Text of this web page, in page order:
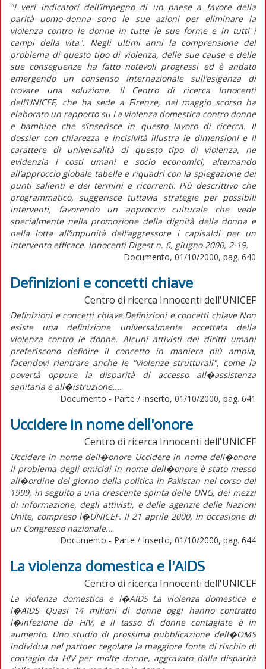
"I veri indicatori dell’impegno di un paese a favore della
parità uomo-donna sono le sue azioni per eliminare la
violenza contro le donne in tutte le sue forme e in tutti i
campi della vita". Negli ultimi anni la comprensione del
problema di questo tipo di violenza, delle sue cause e delle
sue conseguenze ha fatto notevoli progressi ed è andato
emergendo un consenso internazionale sull’esigenza di
trovare una soluzione. Il Centro di ricerca Innocenti
dell’UNICEF, che ha sede a Firenze, nel maggio scorso ha
elaborato un rapporto su La violenza domestica contro donne
e bambine che s’inserisce in questo lavoro di ricerca. Il
dossier con chiarezza e incisività illustra le dimensioni e il
carattere di universalità di questo tipo di violenza, ne
evidenzia i costi umani e socio economici, alternando
all’approccio globale tabelle e riquadri con la spiegazione dei
punti salienti e dei termini e ricorrenti. Più descrittivo che
programmatico, suggerisce tuttavia strategie per possibili
interventi, favorendo un approccio culturale che vede
specialmente nella promozione della dignità della donna e
nella lotta all’impunità dell’aggressore i capisaldi per un
intervento efficace. Innocenti Digest n. 6, giugno 2000, 2-19.
Documento, 01/10/2000, pag. 640
Definizioni e concetti chiave
Centro di ricerca Innocenti dell'UNICEF
Definizioni e concetti chiave Definizioni e concetti chiave Non
esiste una definizione universalmente accettata della
violenza contro le donne. Alcuni attivisti dei diritti umani
preferiscono definire il concetto in maniera più ampia,
facendovi rientrare anche le "violenze strutturali", come la
povertà oppure la disparità di accesso all�assistenza
sanitaria e all�istruzione....
Documento - Parte / Inserto, 01/10/2000, pag. 641
Uccidere in nome dell'onore
Centro di ricerca Innocenti dell'UNICEF
Uccidere in nome dell�onore Uccidere in nome dell�onore
Il problema degli omicidi in nome dell�onore è stato messo
all�ordine del giorno della politica in Pakistan nel corso del
1999, in seguito a una crescente spinta delle ONG, dei mezzi
di informazione, degli attivisti, e delle agenzie delle Nazioni
Unite, compreso l�UNICEF. Il 21 aprile 2000, in occasione di
un Congresso nazionale...
Documento - Parte / Inserto, 01/10/2000, pag. 644
La violenza domestica e l'AIDS
Centro di ricerca Innocenti dell'UNICEF
La violenza domestica e l�AIDS La violenza domestica e
l�AIDS Quasi 14 milioni di donne oggi hanno contratto
l�infezione da HIV, e il tasso di donne contagiate è in
aumento. Uno studio di prossima pubblicazione dell�OMS
individua nel partner regolare la maggiore fonte di rischio di
contagio da HIV per molte donne, aggravato dalla disparità